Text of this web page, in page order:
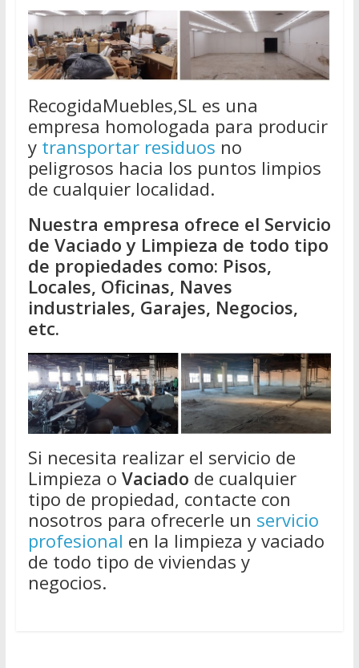
RecogidaMuebles,SL es una
empresa homologada para producir
y transportar residuos no
peligrosos hacia los puntos limpios
de cualquier localidad.
Nuestra empresa ofrece el Servicio
de Vaciado y Limpieza de todo tipo
de propiedades como: Pisos,
Locales, Oficinas, Naves
industriales, Garajes, Negocios,
etc.
Si necesita realizar el servicio de
Limpieza o Vaciado de cualquier
tipo de propiedad, contacte con
nosotros para ofrecerle un servicio
profesional en la limpieza y vaciado
de todo tipo de viviendas y
negocios.